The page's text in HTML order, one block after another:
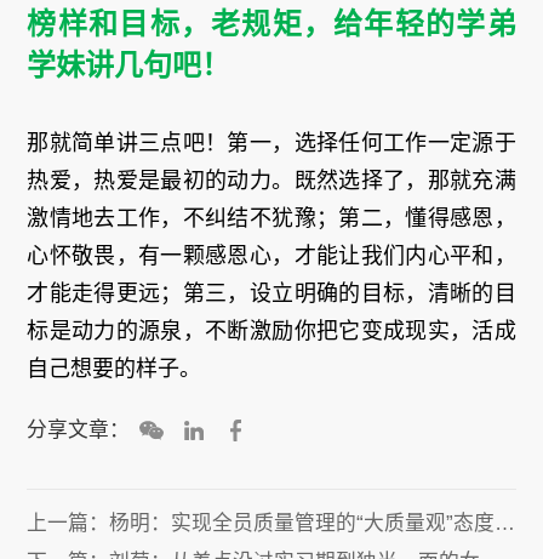
榜样和目标，老规矩，给年轻的学弟
学妹讲几句吧！
那就简单讲三点吧！第一，选择任何工作一定源于
热爱，热爱是最初的动力。既然选择了，那就充满
激情地去工作，不纠结不犹豫；第二，懂得感恩，
心怀敬畏，有一颗感恩心，才能让我们内心平和，
才能走得更远；第三，设立明确的目标，清晰的目
标是动力的源泉，不断激励你把它变成现实，活成
自己想要的样子。
分享文章：
上一篇：
杨明：实现全员质量管理的“大质量观”态度、制度、方法缺一不可